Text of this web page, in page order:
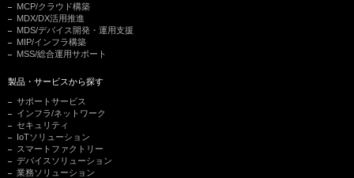
MCP/クラウド構築
MDX/DX活用推進
MDS/デバイス開発・運用支援
MIP/インフラ構築
MSS/総合運用サポート
製品・サービスから探す
サポートサービス
インフラ/ネットワーク
セキュリティ
IoTソリューション
スマートファクトリー
デバイスソリューション
業務ソリューション